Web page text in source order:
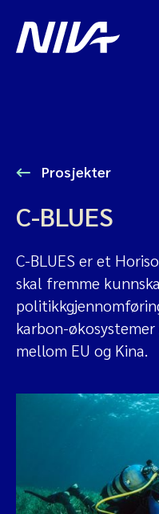
Prosjekter
C-BLUES
C-BLUES er et
skal fremme
karbon-
mellom EU og Kina.